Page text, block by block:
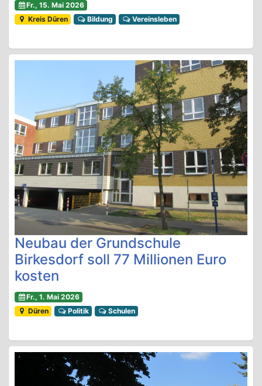
Fr., 15. Mai 2026
Kreis Düren
Bildung Vereinsleben
Neubau der Grundschule
Birkesdorf soll 77 Millionen Euro
kosten
Fr., 1. Mai 2026
Düren
Politik Schulen